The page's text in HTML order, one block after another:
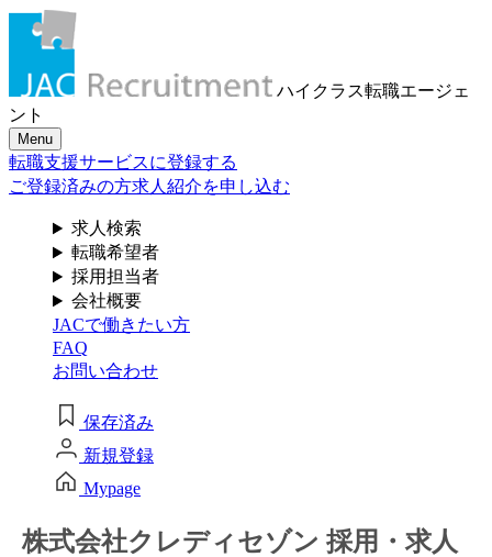
求人検索・転職事例
はじめに、あなたが活かしたい
「ご経験業種」
お選びください
サービス（人材・ホテル・旅行・教育）
商社
流通（EC・運輸・小売）
消費財（食品・アパレル・トイレタリー）
マスコミ（広告・制作）
建設・不動産
金融（銀行・証券・保険・投資）
ハイクラス転職エージェ
ント
Menu
転職支援サービスに登録する
ご登録済みの方求人紹介を申し込む
求人検索
転職希望者
採用担当者
会社概要
JACで働きたい方
FAQ
お問い合わせ
保存済み
新規登録
Mypage
株式会社クレディセゾン 採用・求人
メール認証とは？
メール認証は当社サービスを利用される方が登録された
メールアドレスがご本人のもので受信可能であることを
確認するための仕組みです。 これは主に、なりすまし等
のセキュリティリスク低減や、サポートにおけるお客様
のスムーズな本人認証に役立ちます。お客様が安心して
ジェイ エイ シー リクルートメントをお使いいただくため
個人情報取り扱いおよびサービス利用規約